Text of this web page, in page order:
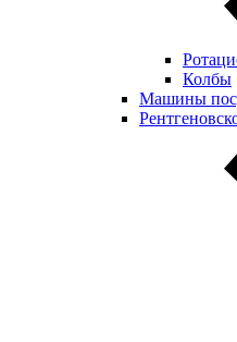
Колбы
Машины